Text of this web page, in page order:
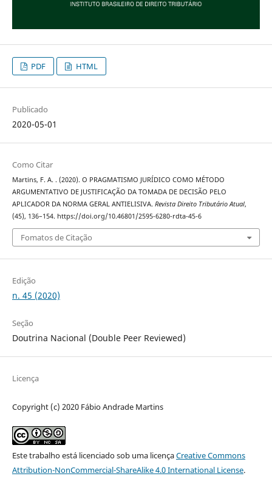
PDF HTML
Publicado
2020-05-01
Como Citar
Martins, F. A. . (2020). O PRAGMATISMO JURÍDICO COMO MÉTODO
ARGUMENTATIVO DE JUSTIFICAÇÃO DA TOMADA DE DECISÃO PELO
APLICADOR DA NORMA GERAL ANTIELISIVA. Revista Direito Tributário Atual,
(45), 136–154. https://doi.org/10.46801/2595-6280-rdta-45-6
Fomatos de Citação
Edição
n. 45 (2020)
Seção
Doutrina Nacional (Double Peer Reviewed)
Licença
Copyright (c) 2020 Fábio Andrade Martins
Este trabalho está licenciado sob uma licençaCreative Commons
Attribution-NonCommercial-ShareAlike 4.0 International License.